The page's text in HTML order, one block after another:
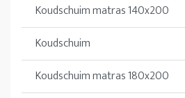
Koudschuim matras 140x200
Koudschuim
Koudschuim matras 180x200